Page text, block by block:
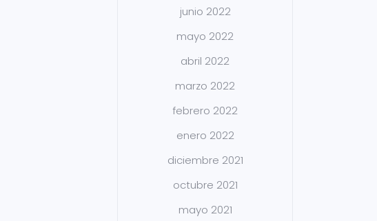
junio 2022
mayo 2022
abril 2022
marzo 2022
febrero 2022
enero 2022
diciembre 2021
octubre 2021
mayo 2021